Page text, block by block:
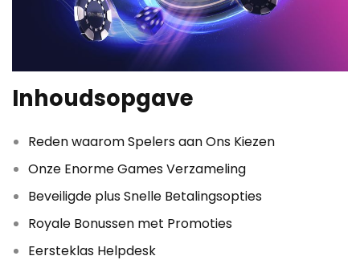
Inhoudsopgave
Reden waarom Spelers aan Ons Kiezen
Onze Enorme Games Verzameling
Beveiligde plus Snelle Betalingsopties
Royale Bonussen met Promoties
Eersteklas Helpdesk